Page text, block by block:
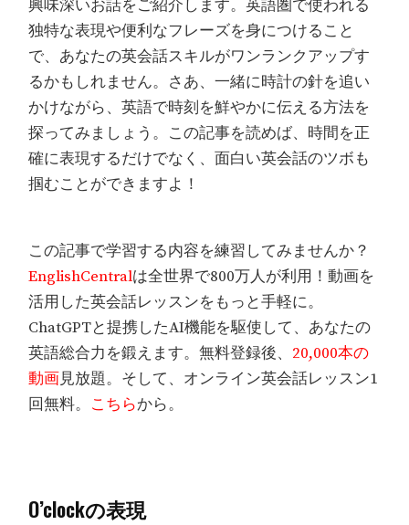
興味深いお話をご紹介します。英語圏で使われる
独特な表現や便利なフレーズを身につけること
で、あなたの英会話スキルがワンランクアップす
るかもしれません。さあ、一緒に時計の針を追い
かけながら、英語で時刻を鮮やかに伝える方法を
探ってみましょう。この記事を読めば、時間を正
確に表現するだけでなく、面白い英会話のツボも
掴むことができますよ！
この記事で学習する内容を練習してみませんか？
EnglishCentralは全世界で800万人が利用！動画を
活用した英会話レッスンをもっと手軽に。
ChatGPTと提携したAI機能を駆使して、あなたの
英語総合力を鍛えます。無料登録後、 20,000本の
動画見放題。そして、オンライン英会話レッスン1
回無料。 こちらから。
O’clockの表現